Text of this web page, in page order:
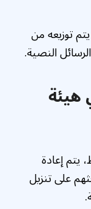
يكشف تحليل McAfee أن SpyAgent يتم توزيعه من
النصية.
هيئة
يتم إعادة
على تنزيل